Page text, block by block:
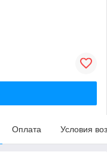
Оплата Условия